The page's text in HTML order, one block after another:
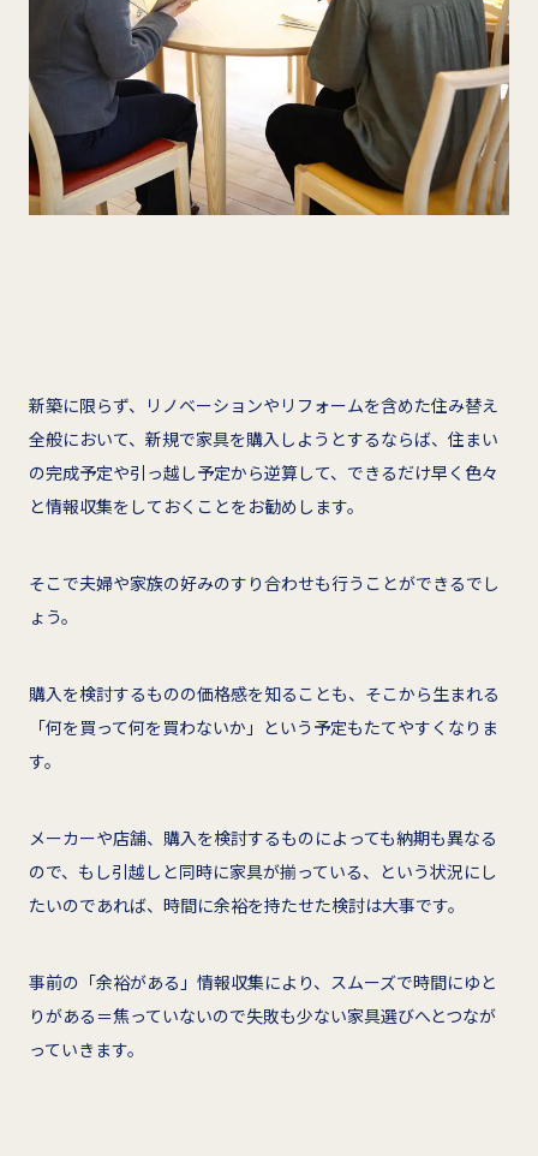
新築に限らず、リノベーションやリフォームを含めた住み替え
全般において、新規で家具を購入しようとするならば、住まい
の完成予定や引っ越し予定から逆算して、できるだけ早く色々
と情報収集をしておくことをお勧めします。
そこで夫婦や家族の好みのすり合わせも行うことができるでし
ょう。
購入を検討するものの価格感を知ることも、そこから生まれる
「何を買って何を買わないか」という予定もたてやすくなりま
す。
メーカーや店舗、購入を検討するものによっても納期も異なる
ので、もし引越しと同時に家具が揃っている、という状況にし
たいのであれば、時間に余裕を持たせた検討は大事です。
事前の「余裕がある」情報収集により、スムーズで時間にゆと
りがある＝焦っていないので失敗も少ない家具選びへとつなが
っていきます。